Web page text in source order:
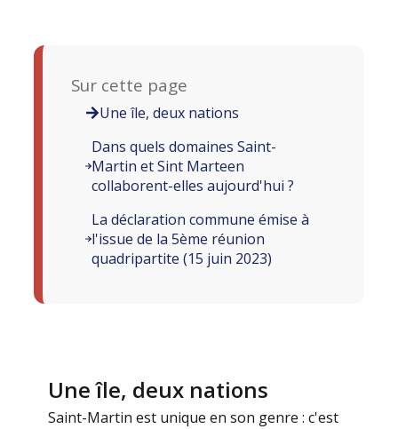
Sur cette page
Une île, deux nations
Dans quels domaines Saint-
Martin et Sint Marteen
collaborent-elles aujourd'hui ?
La déclaration commune émise à
l'issue de la 5ème réunion
quadripartite (15 juin 2023)
Une île, deux nations
Saint-Martin est unique en son genre : c'est